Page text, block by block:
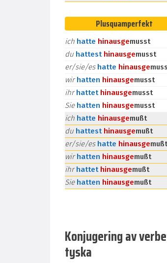
Plusquamperfekt
ich hatte hinausgemusst
du hattest hinausgemusst
er/sie/es hatte hinausge
wirhatten hinausgemusst
ihrhattet hinausgemusst
Sie hatten hinausgemusst
ich hatte hinausgemußt
du hattest hinausgemußt
er/sie/es hatte hinausgemußt
wirhatten hinausgemußt
ihrhattet hinausgemußt
Sie hatten hinausgemußt
Konjugering av
tyska